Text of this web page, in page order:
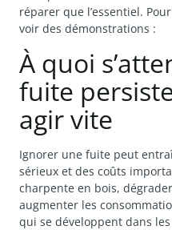
réparer que l’essentiel.
voir des démonstrations :
À quoi
fuite
agir vite
Ignorer une fuite peut
sérieux et des coûts
charpente en bois,
augmenter les
qui se développent dans